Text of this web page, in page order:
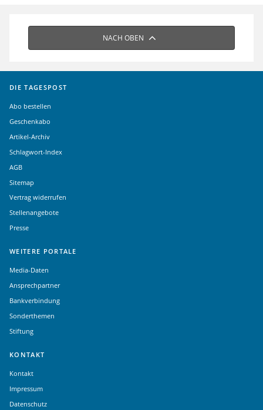
NACH OBEN
DIE TAGESPOST
Abo bestellen
Geschenkabo
Artikel-Archiv
Schlagwort-Index
AGB
Sitemap
Vertrag widerrufen
Stellenangebote
Presse
WEITERE PORTALE
Media-Daten
Ansprechpartner
Bankverbindung
Sonderthemen
Stiftung
KONTAKT
Kontakt
Impressum
Datenschutz